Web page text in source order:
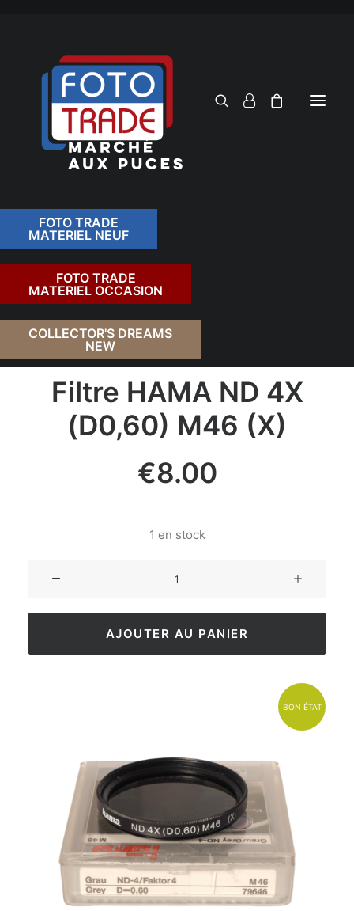
FOTO TRADE
MATERIEL NEUF
FOTO TRADE
MATERIEL OCCASION
COLLECTOR'S DREAMS
NEW
RETOUR
Filtre HAMA ND 4X
(D0,60) M46 (X)
€8.00
1 en stock
AJOUTER AU PANIER
BON ÉTAT